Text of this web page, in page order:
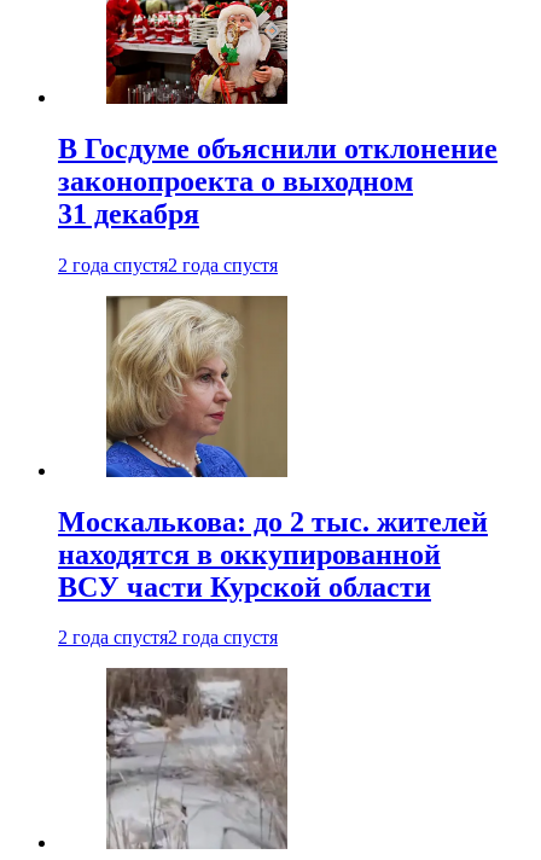
В Госдуме объяснили отклонение
законопроекта о выходном
31 декабря
2 года спустя2 года спустя
Москалькова: до 2 тыс. жителей
находятся в оккупированной
ВСУ части Курской области
2 года спустя2 года спустя